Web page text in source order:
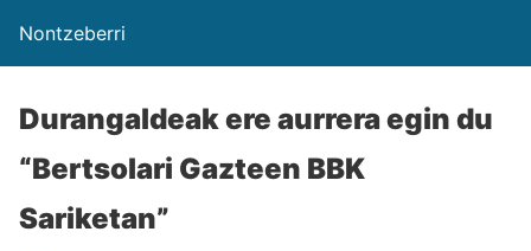
Nontzeberri
Durangaldeak ere aurrera egin du
“Bertsolari Gazteen BBK
Sariketan”